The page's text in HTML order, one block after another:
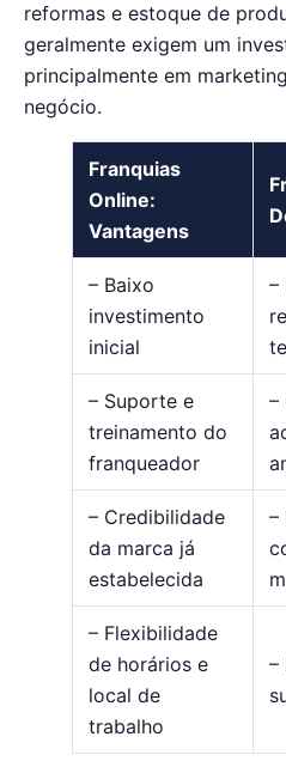
reformas e estoque de
geralmente exigem um
principalmente em
negócio.
Franquias
Online:
Vantagens
– Baixo
investimento
inicial
–
– Suporte e
treinamento do
franqueador
–
– Credibilidade
da marca já
estabelecida
–
– Flexibilidade
de horários e
local de
trabalho
–